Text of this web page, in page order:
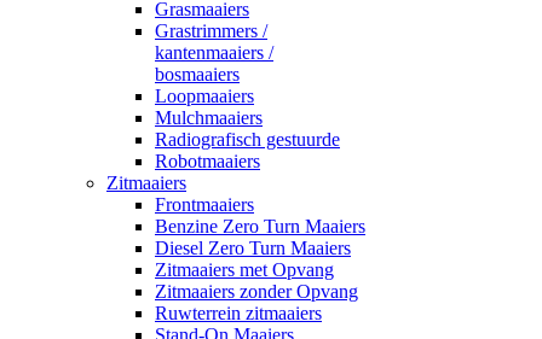
Grasmaaiers
Grastrimmers /
kantenmaaiers /
bosmaaiers
Loopmaaiers
Mulchmaaiers
Radiografisch gestuurde
Robotmaaiers
Zitmaaiers
Frontmaaiers
Benzine Zero Turn Maaiers
Diesel Zero Turn Maaiers
Zitmaaiers met Opvang
Zitmaaiers zonder Opvang
Ruwterrein zitmaaiers
Stand-On Maaiers